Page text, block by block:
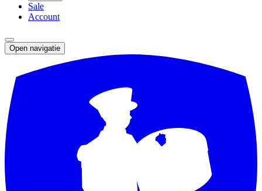
Sale
Account
Open navigatie